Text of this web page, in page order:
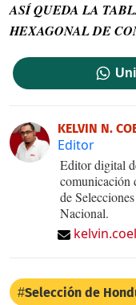
ASÍ QUEDA LA
HEXAGONAL DE
KELVIN N.
Editor
Editor digital
comunicación
de
Nacional.
Selección de